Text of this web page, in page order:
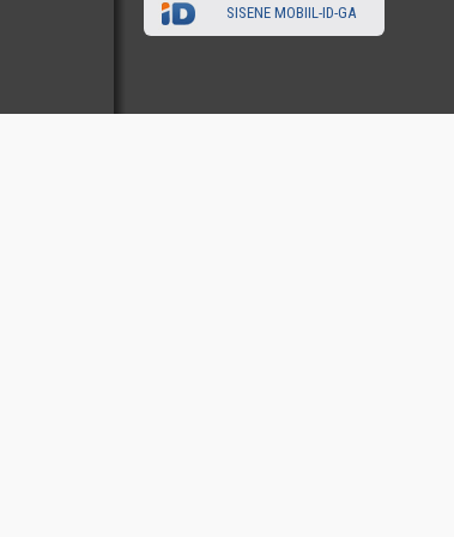
SISENE MOBIIL-ID-GA